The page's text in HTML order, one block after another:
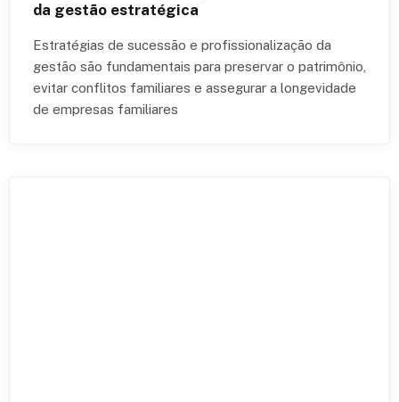
da gestão estratégica
Estratégias de sucessão e profissionalização da
gestão são fundamentais para preservar o patrimônio,
evitar conflitos familiares e assegurar a longevidade
de empresas familiares